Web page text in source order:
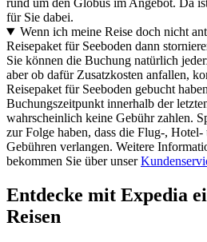
rund um den Globus im Angebot. Da
für Sie dabei.
Wenn ich meine Reise doch nicht
Reisepaket für Seeboden dann
Sie können die Buchung natürlich
aber ob dafür Zusatzkosten anfallen,
Reisepaket für Seeboden gebucht
Buchungszeitpunkt innerhalb der
wahrscheinlich keine Gebühr zahlen.
zur Folge haben, dass die Flug-,
Gebühren verlangen. Weitere
bekommen Sie über unser
Entdecke mit Expedia
Reisen